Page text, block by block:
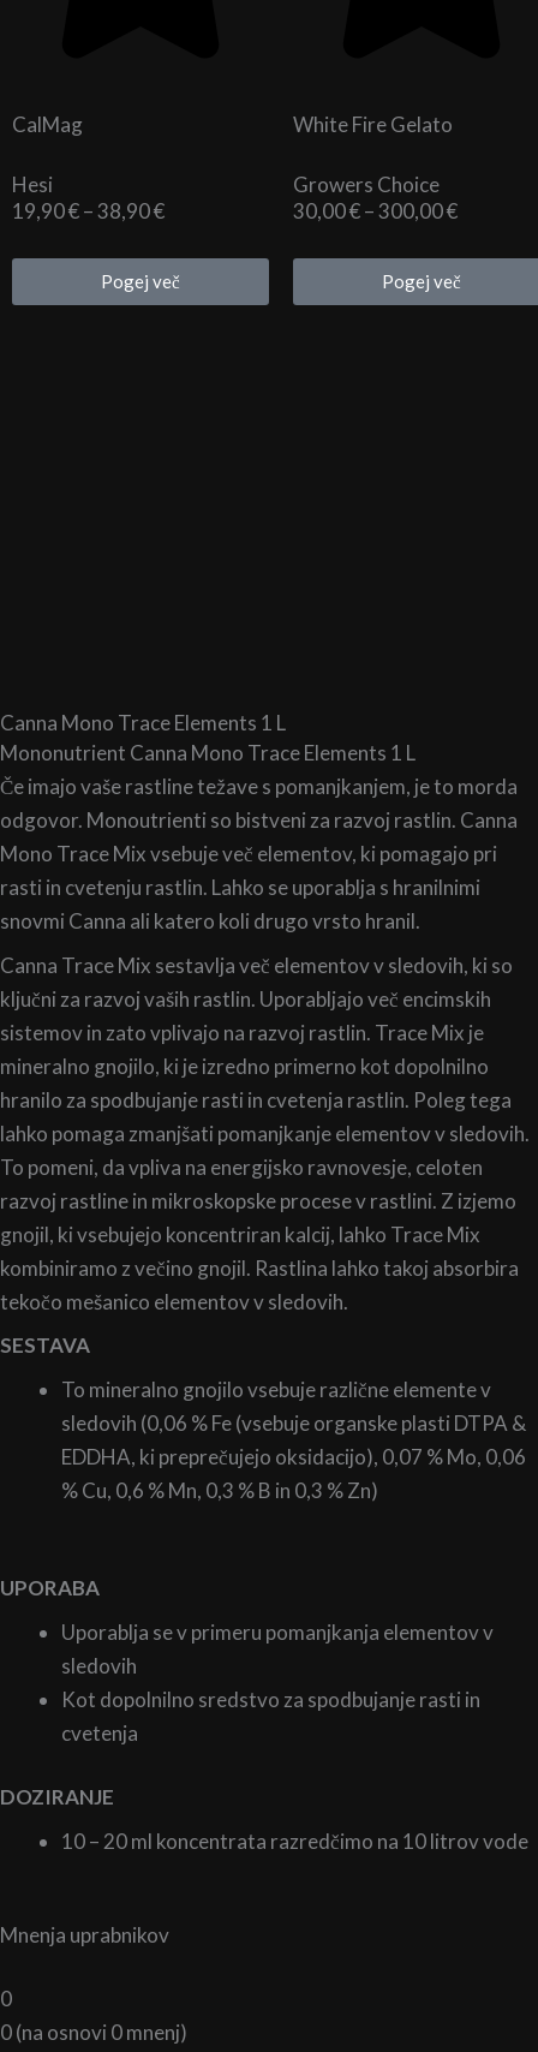
CalMag
Hesi
19,90€–38,90€Cenovni
od
19,90 €
Pogej več
White Fire Gelato
Growers Choice
30,00€–300,00€Cenovni
od
30,00 €
Pogej več
Canna Mono Trace Elements 1 L
Mononutrient Canna Mono Trace Elements 1 L
Če imajo vaše rastline težave s pomanjkanjem, je to morda
odgovor. Monoutrienti so bistveni za razvoj rastlin. Canna
Mono Trace Mix vsebuje več elementov, ki pomagajo pri
rasti in cvetenju rastlin. Lahko se uporablja s hranilnimi
snovmi Canna ali katero koli drugo vrsto hranil.
Canna Trace Mix sestavlja več elementov v sledovih, ki so
ključni za razvoj vaših rastlin. Uporabljajo več encimskih
sistemov in zato vplivajo na razvoj rastlin. Trace Mix je
mineralno gnojilo, ki je izredno primerno kot dopolnilno
hranilo za spodbujanje rasti in cvetenja rastlin. Poleg tega
lahko pomaga zmanjšati pomanjkanje elementov v sledovih.
To pomeni, da vpliva na energijsko ravnovesje, celoten
razvoj rastline in mikroskopske procese v rastlini. Z izjemo
gnojil, ki vsebujejo koncentriran kalcij, lahko Trace Mix
kombiniramo z večino gnojil. Rastlina lahko takoj absorbira
tekočo mešanico elementov v sledovih.
SESTAVA
To mineralno gnojilo vsebuje različne elemente v
sledovih (0,06 % Fe (vsebuje organske plasti DTPA &
EDDHA, ki preprečujejo oksidacijo), 0,07 % Mo, 0,06
% Cu, 0,6 % Mn, 0,3 % B in 0,3 % Zn)
UPORABA
Uporablja se v primeru pomanjkanja elementov v
sledovih
Kot dopolnilno sredstvo za spodbujanje rasti in
cvetenja
DOZIRANJE
10 – 20 ml koncentrata razredčimo na 10 litrov vode
Mnenja uprabnikov
0
0 (na osnovi 0 mnenj)